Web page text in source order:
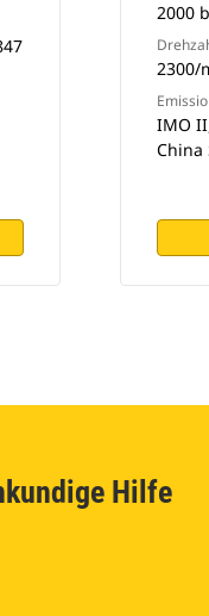
2000
2300/
IMO
China
Hilfe